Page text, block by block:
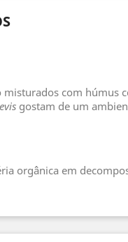
com húmus
gostam de um
orgânica em